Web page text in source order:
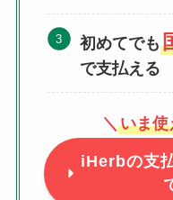
初めてでも
で支払える
＼ いま使
iHerbの支